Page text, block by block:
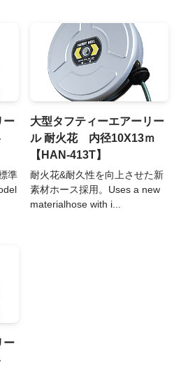
ー
準
大型タフティーエアーリー
ル 耐火花 内径10X13ｍ
【HAN-413T】
耐火花&耐久性を向上させた新
素材ホース採用。Uses a new
materialhose with i...
ー